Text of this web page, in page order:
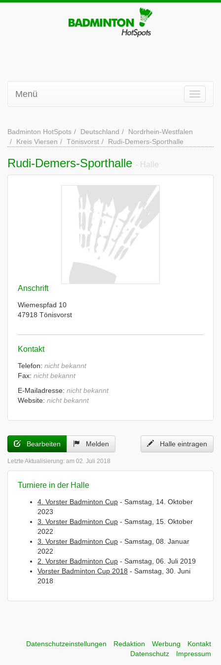
Menü
Badminton HotSpots Deutschland
Nordrhein-Westfalen
Kreis Viersen
Tönisvorst Rudi-Demers-Sporthalle
Rudi-Demers-Sporthalle - Halle
Anschrift
Wiemespfad 10
47918 Tönisvorst
Kontakt
Telefon: nicht bekannt
Fax: nicht bekannt
E-Mailadresse: nicht bekannt
Website: nicht bekannt
Bearbeiten Melden Halle eintragen
Letzte Aktualisierung: am 02. Juli 2018
Turniere in der Halle
4. Vorster Badminton Cup - Samstag, 14. Oktober
2023
3. Vorster Badminton Cup - Samstag, 15. Oktober
2022
3. Vorster Badminton Cup - Samstag, 08. Januar
2022
2. Vorster Badminton Cup - Samstag, 06. Juli 2019
Vorster Badminton Cup 2018 - Samstag, 30. Juni
2018
Datenschutzeinstellungen Redaktion Werbung
Kontakt
Datenschutz
Impressum